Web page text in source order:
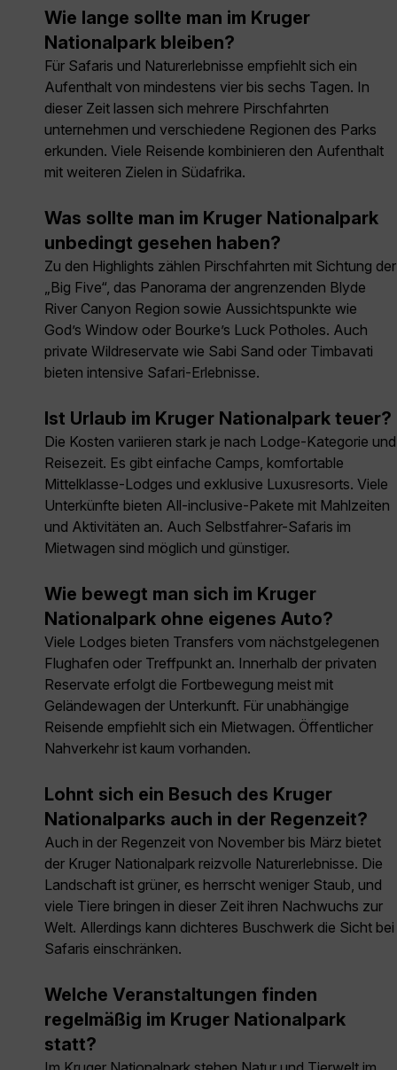
Wie lange sollte man im Kruger
Nationalpark bleiben?
Für Safaris und Naturerlebnisse empfiehlt sich ein
Aufenthalt von mindestens vier bis sechs Tagen. In
dieser Zeit lassen sich mehrere Pirschfahrten
unternehmen und verschiedene Regionen des Parks
erkunden. Viele Reisende kombinieren den Aufenthalt
mit weiteren Zielen in Südafrika.
Was sollte man im Kruger Nationalpark
unbedingt gesehen haben?
Zu den Highlights zählen Pirschfahrten mit Sichtung der
„Big Five“, das Panorama der angrenzenden Blyde
River Canyon Region sowie Aussichtspunkte wie
God’s Window oder Bourke’s Luck Potholes. Auch
private Wildreservate wie Sabi Sand oder Timbavati
bieten intensive Safari-Erlebnisse.
Ist Urlaub im Kruger Nationalpark teuer?
Die Kosten variieren stark je nach Lodge-Kategorie und
Reisezeit. Es gibt einfache Camps, komfortable
Mittelklasse-Lodges und exklusive Luxusresorts. Viele
Unterkünfte bieten All-inclusive-Pakete mit Mahlzeiten
und Aktivitäten an. Auch Selbstfahrer-Safaris im
Mietwagen sind möglich und günstiger.
Wie bewegt man sich im Kruger
Nationalpark ohne eigenes Auto?
Viele Lodges bieten Transfers vom nächstgelegenen
Flughafen oder Treffpunkt an. Innerhalb der privaten
Reservate erfolgt die Fortbewegung meist mit
Geländewagen der Unterkunft. Für unabhängige
Reisende empfiehlt sich ein Mietwagen. Öffentlicher
Nahverkehr ist kaum vorhanden.
Lohnt sich ein Besuch des Kruger
Nationalparks auch in der Regenzeit?
Auch in der Regenzeit von November bis März bietet
der Kruger Nationalpark reizvolle Naturerlebnisse. Die
Landschaft ist grüner, es herrscht weniger Staub, und
viele Tiere bringen in dieser Zeit ihren Nachwuchs zur
Welt. Allerdings kann dichteres Buschwerk die Sicht bei
Safaris einschränken.
Welche Veranstaltungen finden
regelmäßig im Kruger Nationalpark
statt?